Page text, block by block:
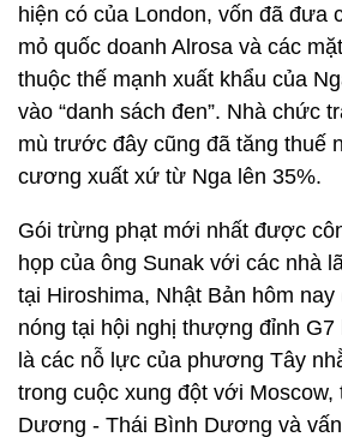
hiện có của London, vốn đã đưa
mỏ quốc doanh Alrosa và các
thuộc thế mạnh xuất khẩu của
vào “danh sách đen”. Nhà chức
mù trước đây cũng đã tăng thuế
cương xuất xứ từ Nga lên 35%.
Gói trừng phạt mới nhất được
họp của ông Sunak với các nhà
tại Hiroshima, Nhật Bản hôm
nóng tại hội nghị thượng đỉnh
là các nỗ lực của phương Tây
trong cuộc xung đột với
Dương - Thái Bình Dương và